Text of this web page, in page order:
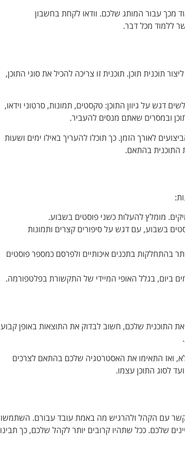
מכך עבור המותג שלכם. וודאו לקחת בחשבון
ללמוד מכל דבר.
תוכנית תוכן. תוכנית זו צריכה להכיל את סוגי התוכן,
דגש על גיוון התוכן: טקסטים, תמונות, סרטוני וידאו,
ובמסרים שאתם מנסים להעביר.
לאורך הזמן. כך תוכלו להעריך באילו ימים ושעות
התוכנית בהתאם.
מומלץ להעלות כשני פוסטים בשבוע.
המשתמשים פעילים יותר ולכן כדאי להעלות 3-5 פוסטים בשבוע, עם דגש על סיפורים קצרים ותמונות
בהתחלקות בתכנים איכותיים ולפרסם כמספר פוסטים
התוכנית שלכם, חשוב לבדוק את התוצאות באופן קבוע
ואז התאימו את האסטרטגיה שלכם בהתאם לצרכים
לסוג התוכן עצמו.
קשר עם הקהל ולהרגיש מה באמת עובד עבורם. השתמשו
שלכם. ככל שתהיו קרובים יותר לקהל שלכם, כך תבינו